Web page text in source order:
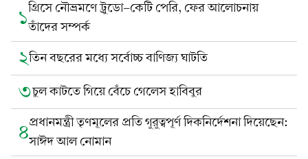
১গ্রিসে নৌভ্রমণে ট্রুডো-কেটি পেরি, ফের আলোচনায়
তাঁদের সম্পর্ক
২তিন বছরের মধ্যে সর্বোচ্চ বাণিজ্য ঘাটতি
৩চুল কাটতে গিয়ে বেঁচে গেলেস হাবিবুর
৪প্রধানমন্ত্রী তৃণমূলের প্রতি গুরুত্বপূর্ণ দিকনির্দেশনা দিয়েছেন:
সাঈদ আল নোমান